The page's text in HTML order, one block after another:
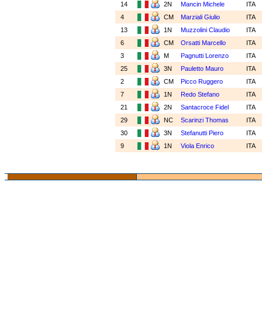
14
2N Mancin Michele
ITA
4
CM Marziali Giulio
ITA
13
1N Muzzolini Claudio
ITA
6
CM Orsatti Marcello
ITA
3
M Pagnutti Lorenzo
ITA
25
3N Pauletto Mauro
ITA
2
CM Picco Ruggero
ITA
7
1N Redo Stefano
ITA
21
2N Santacroce Fidel
ITA
29
NC Scarinzi Thomas
ITA
30
3N Stefanutti Piero
ITA
9
1N Viola Enrico ITA